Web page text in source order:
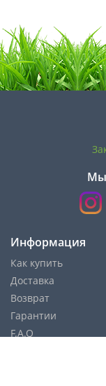
Мы
Информация
Как купить
Доставка
Возврат
Гарантии
F.A.Q